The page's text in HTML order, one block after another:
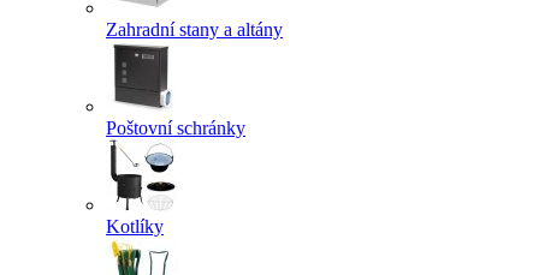
Zahradní stany a altány
Poštovní schránky
Kotlíky